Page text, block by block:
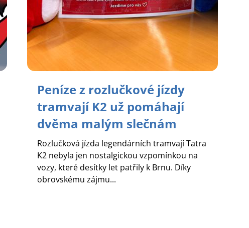
Peníze z rozlučkové jízdy
tramvají K2 už pomáhají
dvěma malým slečnám
Rozlučková jízda legendárních tramvají Tatra
K2 nebyla jen nostalgickou vzpomínkou na
vozy, které desítky let patřily k Brnu. Díky
obrovskému zájmu...